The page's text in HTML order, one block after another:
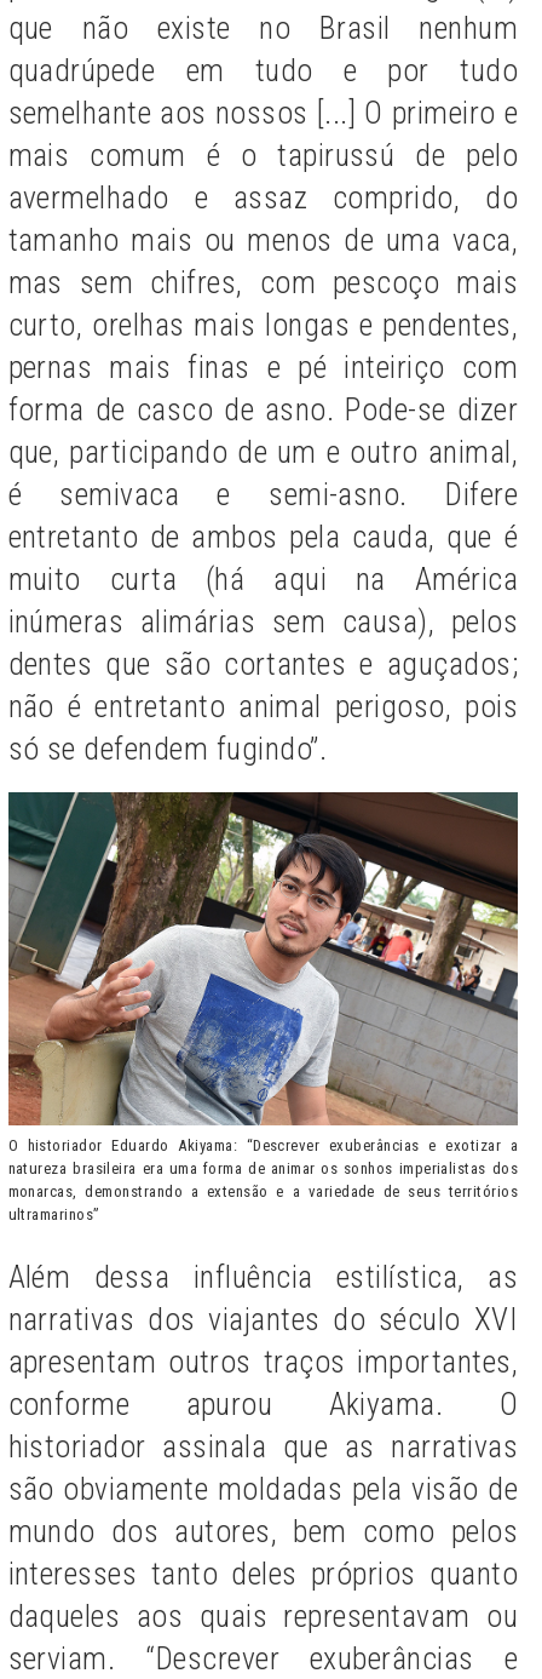
que não existe no Brasil nenhum
quadrúpede em tudo e por tudo
semelhante aos nossos [...] O primeiro e
mais comum é o tapirussú de pelo
avermelhado e assaz comprido, do
tamanho mais ou menos de uma vaca,
mas sem chifres, com pescoço mais
curto, orelhas mais longas e pendentes,
pernas mais finas e pé inteiriço com
forma de casco de asno. Pode-se dizer
que, participando de um e outro animal,
é semivaca e semi-asno. Difere
entretanto de ambos pela cauda, que é
muito curta (há aqui na América
inúmeras alimárias sem causa), pelos
dentes que são cortantes e aguçados;
não é entretanto animal perigoso, pois
só se defendem fugindo”.
O historiador Eduardo Akiyama: “Descrever exuberâncias e exotizar a
natureza brasileira era uma forma de animar os sonhos imperialistas dos
monarcas, demonstrando a extensão e a variedade de seus territórios
ultramarinos”
Além dessa influência estilística, as
narrativas dos viajantes do século XVI
apresentam outros traços importantes,
conforme apurou Akiyama. O
historiador assinala que as narrativas
são obviamente moldadas pela visão de
mundo dos autores, bem como pelos
interesses tanto deles próprios quanto
daqueles aos quais representavam ou
serviam. “Descrever exuberâncias e